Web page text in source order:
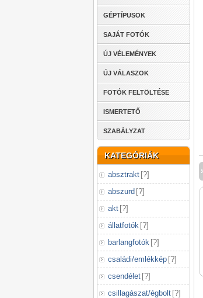
GÉPTÍPUSOK
SAJÁT FOTÓK
ÚJ VÉLEMÉNYEK
ÚJ VÁLASZOK
FOTÓK FELTÖLTÉSE
ISMERTETŐ
SZABÁLYZAT
KATEGÓRIÁK
absztrakt [?]
abszurd [?]
akt [?]
állatfotók [?]
barlangfotók [?]
családi/emlékkép [?]
csendélet [?]
csillagászat/égbolt [?]